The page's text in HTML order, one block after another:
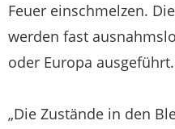
Feuer einschmelzen.
werden fast
oder Europa ausgeführt.
„Die Zustände in den